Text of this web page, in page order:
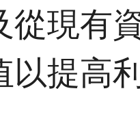
從現有
以提高